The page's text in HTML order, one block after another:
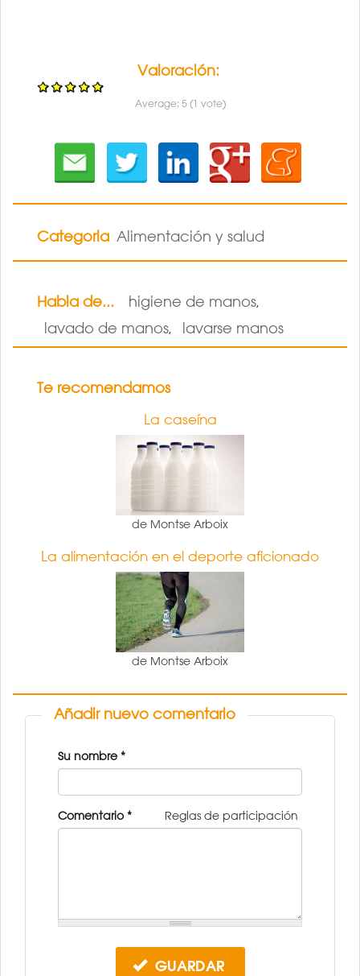
Valoración:
Average: 5 (1 vote)
Categoria Alimentación y salud
Habla de... higiene de manos,
lavado de manos, lavarse manos
Te recomendamos
La caseína
de Montse Arboix
La alimentación en el deporte aficionado
de Montse Arboix
Añadir nuevo comentario
Su nombre *
Reglas de participación
Comentario*
GUARDAR